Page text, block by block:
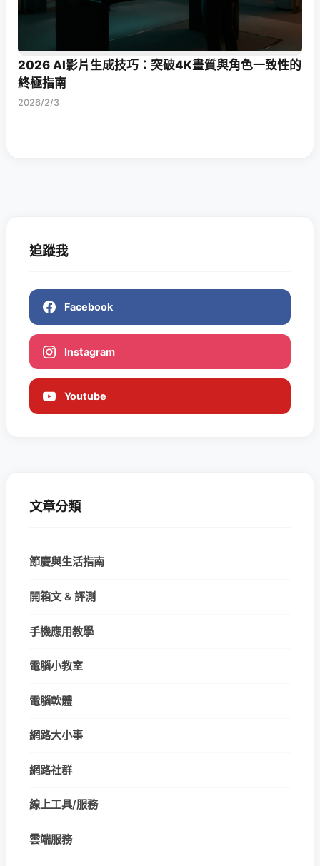
2026 AI影片生成技巧：突破4K畫質與角色一致性的
終極指南
2026/2/3
追蹤我
Facebook
Instagram
Youtube
文章分類
節慶與生活指南
開箱文 & 評測
手機應用教學
電腦小教室
電腦軟體
網路大小事
網路社群
線上工具/服務
雲端服務